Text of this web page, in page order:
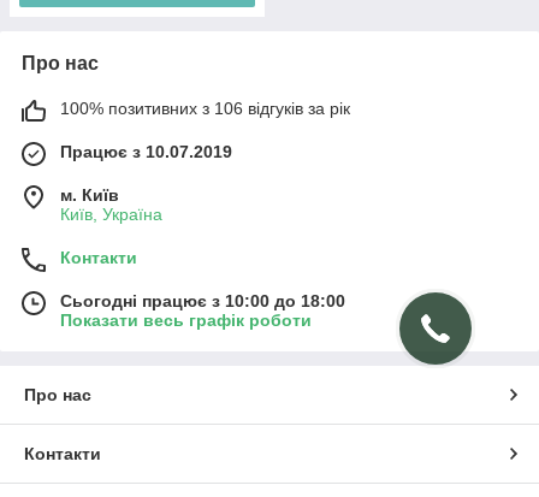
Про нас
100% позитивних з 106 відгуків за рік
Працює з 10.07.2019
м. Київ
Київ, Україна
Контакти
Сьогодні працює з 10:00 до 18:00
Показати весь графік роботи
Про нас
Контакти